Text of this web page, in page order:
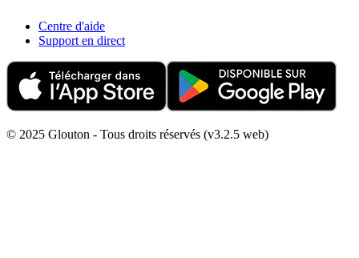
Centre d'aide
Support en direct
© 2025 Glouton - Tous droits réservés (v3.2.5 web)